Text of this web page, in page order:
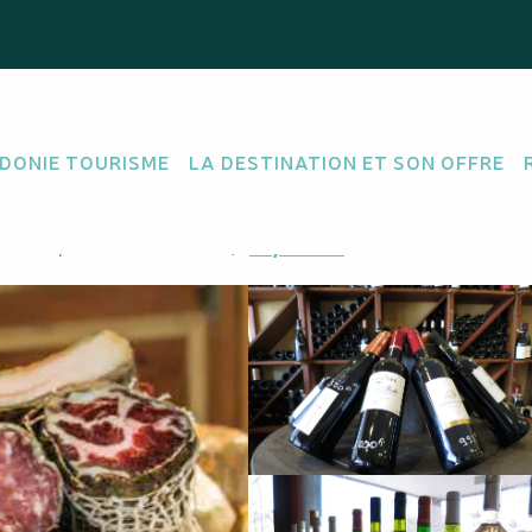
TOURISME LA DESTINATION ET SON OFFRE